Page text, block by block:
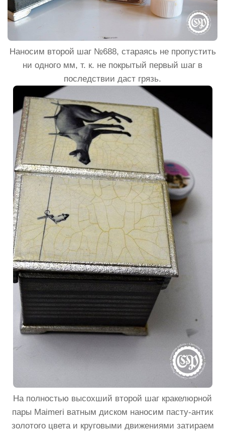
Наносим второй шаг №688, стараясь не пропустить
ни одного мм, т. к. не покрытый первый шаг в
последствии даст грязь.
На полностью высохший второй шаг кракелюрной
пары Maimeri ватным диском наносим пасту-антик
золотого цвета и круговыми движениями затираем